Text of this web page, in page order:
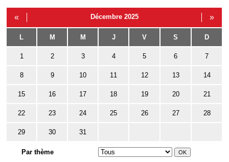
« Décembre 2025 »
L M M J V S D
1 2 3 4 5 6 7
8 9 10 11 12 13 14
15 16 17 18 19 20 21
22 23 24 25 26 27 28
29 30 31
Par thème